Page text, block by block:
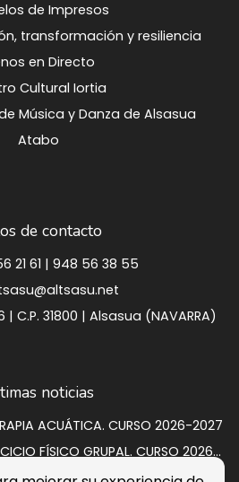
de Impresos
transformación y resiliencia
en Directo
Cultural Iortia
Música y Danza de Alsasua
Atabo
de contacto
21 61 | 948 56 38 55
C.P. 31800 | Alsasua (NAVARRA)
noticias
ACUÁTICA. CURSO 2026-2027
ALSASUA SE MUEVE. EJERCICIO FÍSICO GRUPAL. CURSO 2026-2027
CALLE GRUPO SAN PEDRO A 2